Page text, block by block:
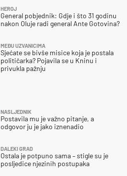
HEROJ
General pobjednik: Gdje i što 31 godinu
nakon Oluje radi general Ante Gotovina?
MEĐU UZVANICIMA
Sjećate se bivše misice koja je postala
političarka? Pojavila se u Kninu i
privukla pažnju
NASLJEDNIK
Postavila mu je važno pitanje, a
odgovor ju je jako iznenadio
DALEKI GRAD
Ostala je potpuno sama – stigle su je
posljedice njezinih postupaka